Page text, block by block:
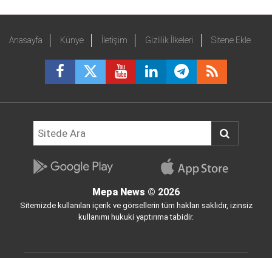
Anasayfa Künye İletişim Gizlilik İlkeleri Sitene Ekle
Mepa News © 2026
Sitemizde kullanılan içerik ve görsellerin tüm hakları saklıdır, izinsiz
kullanımı hukuki yaptırıma tabidir.